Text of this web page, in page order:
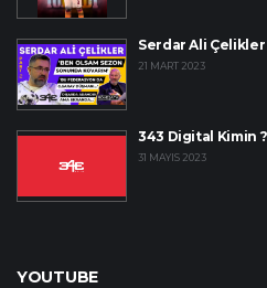
Serdar Ali
21 MART 2023
343 Digital Kimin ?
31 MAYIS 2023
YOUTUBE